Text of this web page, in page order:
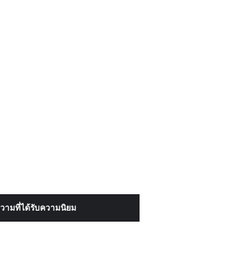
ามที่ได้รับความนิยม